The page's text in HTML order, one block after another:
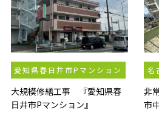
愛知県春日井市Pマンション
大規模修繕工事 『愛知県春
日井市Pマンション』
名
非
市